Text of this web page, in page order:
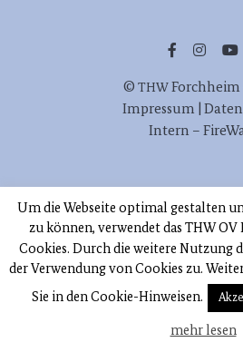
© THW Forch­heim
Impres­sum |
Intern –
THW
Orts­ver­band Forchheim
Zur Stau­stu­fe 38, 91301 Forchheim
Tel. 09191/977880
E‑Mail: info[at]thw-forchheim.de
Um die Webseite optimal gestalten
zu können, verwendet das THW
Cookies. Durch die weitere Nutzung
der Verwendung von Cookies zu.
Sie in den Cookie-Hinweisen.
mehr lesen